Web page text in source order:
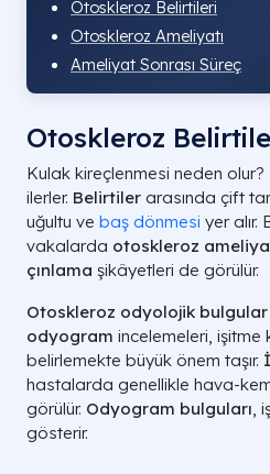
Otoskleroz Belirtileri
Otoskleroz Ameliyatı
Ameliyat Sonrası Süreç
Otoskleroz
Kulak kireçlenmesi neden
ilerler. Belirtiler arasında çift
uğultu ve baş dönmesi yer alır.
vakalarda otoskleroz
çınlama şikâyetleri de görülür.
Otoskleroz odyolojik bulgular
odyogram incelemeleri, işitme
belirlemekte büyük önem taşır.
hastalarda genellikle hava-
görülür. Odyogram bulguları,
gösterir.